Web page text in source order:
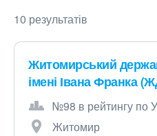
10 результатів
Житомирський
імені Івана Франка
№98 в рейтингу по
Житомир